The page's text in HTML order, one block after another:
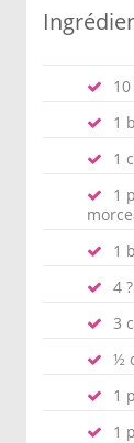
1
1
1
1
4
3
½
1
1